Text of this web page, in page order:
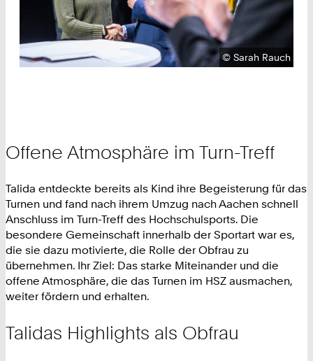
Urheberrecht:
©Sarah Rauch
Offene Atmosphäre im Turn-Treff
Talida entdeckte bereits als Kind ihre Begeisterung für das
Turnen und fand nach ihrem Umzug nach Aachen schnell
Anschluss im Turn-Treff des Hochschulsports. Die
besondere Gemeinschaft innerhalb der Sportart war es,
die sie dazu motivierte, die Rolle der Obfrau zu
übernehmen. Ihr Ziel: Das starke Miteinander und die
offene Atmosphäre, die das Turnen im HSZ ausmachen,
weiter fördern und erhalten.
Talidas Highlights als Obfrau